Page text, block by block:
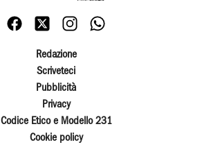
Redazione
Scriveteci
Pubblicità
Privacy
Codice Etico e Modello 231
Cookie policy